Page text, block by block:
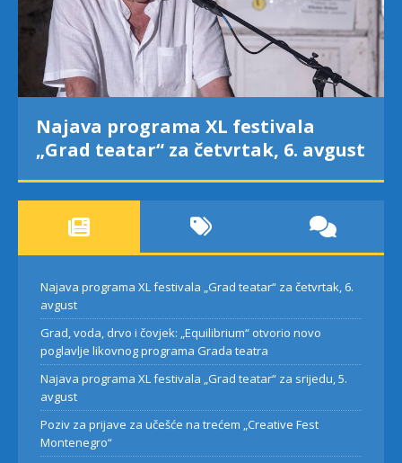
Najava programa XL festivala
„Grad teatar“ za četvrtak, 6. avgust
Najava programa XL festivala „Grad teatar“ za četvrtak, 6.
avgust
Grad, voda, drvo i čovjek: „Equilibrium“ otvorio novo
poglavlje likovnog programa Grada teatra
Najava programa XL festivala „Grad teatar“ za srijedu, 5.
avgust
Poziv za prijave za učešće na trećem „Creative Fest
Montenegro“